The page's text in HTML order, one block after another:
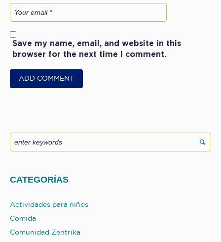
Save my name, email, and website in this
browser for the next time I comment.
CATEGORÍAS
Actividades para niños
Comida
Comunidad Zentrika